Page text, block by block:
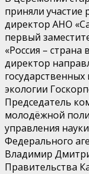
приняли участие
директор АНО
первый
«Россия –
директор
экологии
Председатель
молодёжной
управления
Федерального
Владимир
Правительства